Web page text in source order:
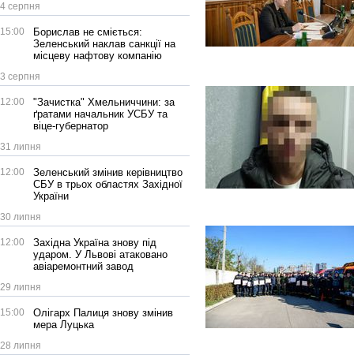
4 серпня
15:00
Борислав не сміється:
Зеленський наклав санкції на
місцеву нафтову компанію
3 серпня
12:00
"Зачистка" Хмельниччини: за
ґратами начальник УСБУ та
віце-губернатор
31 липня
12:00
Зеленський змінив керівництво
СБУ в трьох областях Західної
України
30 липня
12:00
Західна Україна знову під
ударом. У Львові атаковано
авіаремонтний завод
29 липня
15:00
Олігарх Палиця знову змінив
мера Луцька
28 липня